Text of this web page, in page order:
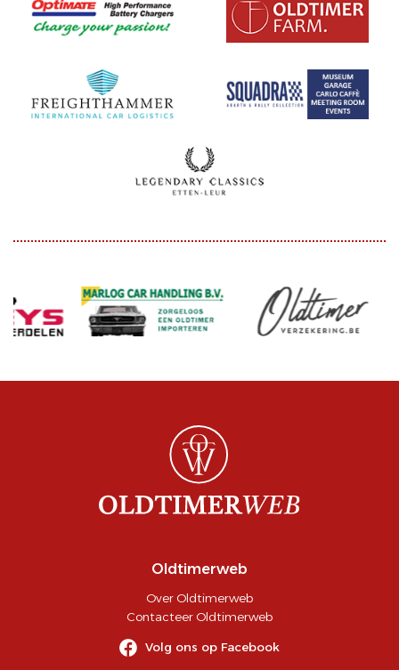
Oldtimerweb
Over Oldtimerweb
Contacteer Oldtimerweb
Volg ons op Facebook